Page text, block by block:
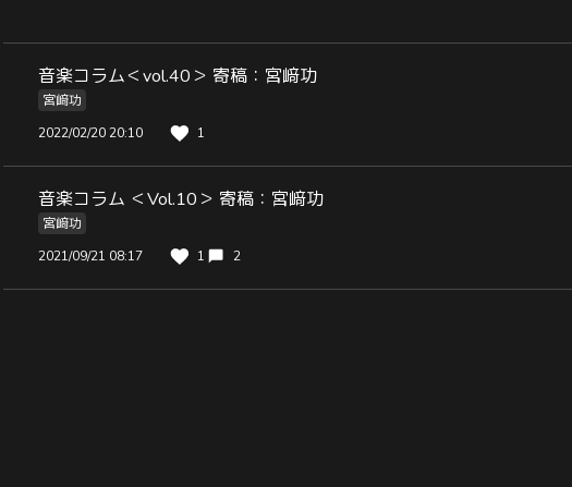
音楽コラム＜vol.40＞ 寄稿：宮﨑功
宮﨑功
2022/02/20 20:10
1
音楽コラム ＜Vol.10＞ 寄稿：宮﨑功
宮﨑功
2021/09/21 08:17
1 2